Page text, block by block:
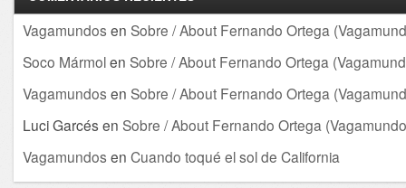
Vagamundos en Sobre / About Fernando Ortega
Soco Mármolen Sobre / About Fernando Ortega
Vagamundos en Sobre / About Fernando Ortega
Luci Garcés en Sobre / About Fernando Ortega
Vagamundos en Cuando toqué el sol de California